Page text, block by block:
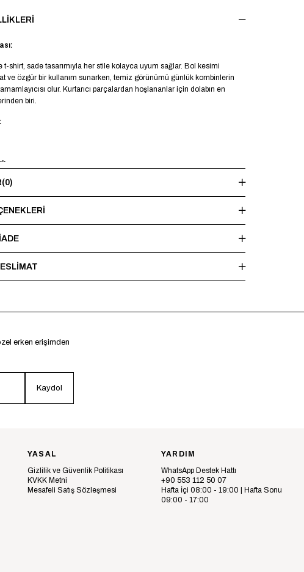
t-shirt, sade tasarımıyla her stile kolayca uyum sağlar. Bol kesimi
ve özgür bir kullanım sunarken, temiz görünümü günlük kombinlerin
olur. Kurtarıcı parçalardan hoşlananlar için dolabın en
biri.
85 kg - Manken üzerinde L beden mevcuttur.
tersten yıkayınız, ağartıcı ve kurutucu kullanmayınız. Ütüleme
ve nakışlı bölgelere doğrudan ısı uygulamaktan kaçınınız.
(0)
erken erişimden
Kaydol
YASAL
Gizlilik ve Güvenlik Politikası
KVKK Metni
Mesafeli Satış Sözleşmesi
YARDIM
WhatsApp Destek Hattı
+90 553 112 50 07
Hafta İçi 08:00 - 19:00 | Hafta Sonu
09:00 - 17:00